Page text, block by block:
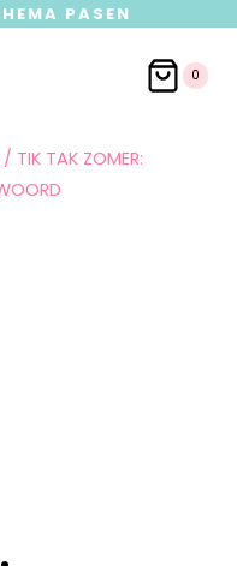
PASEN
0
/ TIK TAK ZOMER: